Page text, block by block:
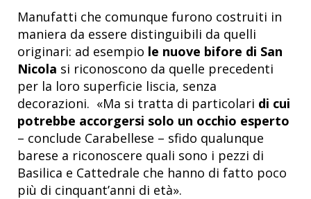
Manufatti che comunque furono costruiti in
maniera da essere distinguibili da quelli
originari: ad esempio le nuove bifore di San
Nicola si riconoscono da quelle precedenti
per la loro superficie liscia, senza
decorazioni. «Ma si tratta di particolari di cui
potrebbe accorgersi solo un occhio esperto
– conclude Carabellese – sfido qualunque
barese a riconoscere quali sono i pezzi di
Basilica e Cattedrale che hanno di fatto poco
più di cinquant’anni di età».